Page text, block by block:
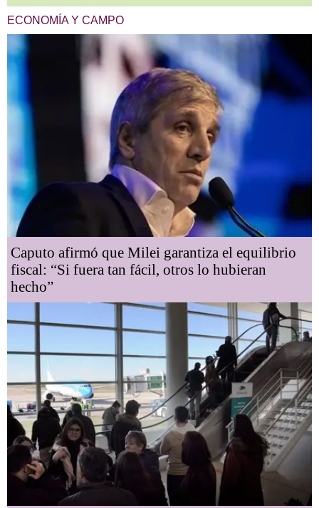
ECONOMÍA Y CAMPO
Caputo afirmó que Milei garantiza el equilibrio
fiscal: “Si fuera tan fácil, otros lo hubieran
hecho”